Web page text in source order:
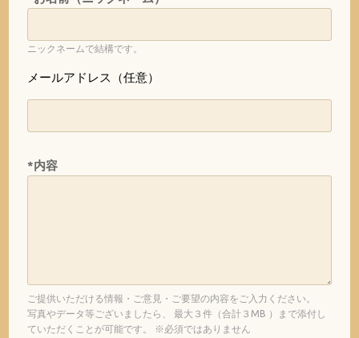
ニックネームで結構です。
メールアドレス（任意）
*内容
ご提供いただける情報・ご意見・ご要望の内容をご入力ください。
写真やデータ等ございましたら、 最大３件（合計３MB ）まで添付し
ていただくことが可能です。 ※必須ではありません